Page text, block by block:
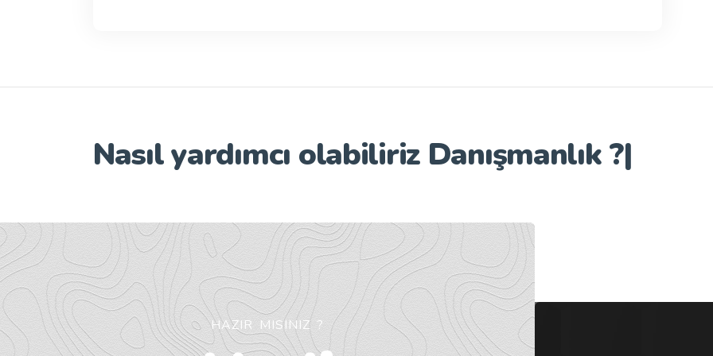
Nasıl yardımcı olabiliriz Danışmanlık ?|
HAZIR MISINIZ ?